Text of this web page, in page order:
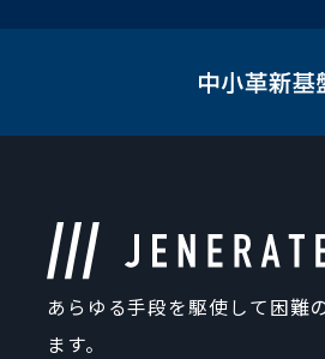
あらゆる手段を駆使して困難
ます。